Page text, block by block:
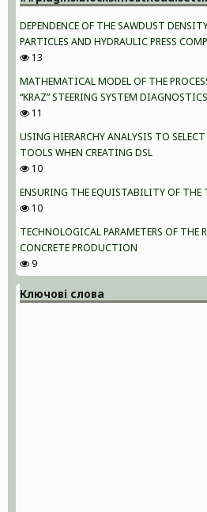
DEPENDENCE OF THE SAWDUST
PARTICLES AND HYDRAULIC PRESS
13
MATHEMATICAL MODEL OF THE
“KRAZ” STEERING SYSTEM DIAGNOSTICS
11
USING HIERARCHY ANALYSIS TO SELECT
TOOLS WHEN CREATING DSL
10
ENSURING THE EQUISTABILITY OF THE
10
TECHNOLOGICAL PARAMETERS OF
CONCRETE PRODUCTION
9
Ключові слова